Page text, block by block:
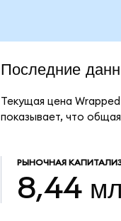
Последние
Текущая цена
показывает, что
РЫНОЧНАЯ
8,44